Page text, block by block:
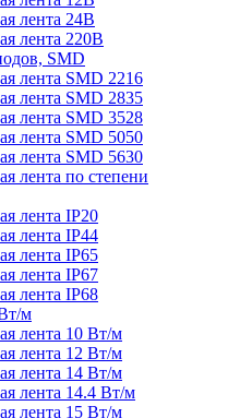
лента 24В
лента 220В
SMD
лента SMD 2216
лента SMD 2835
лента SMD 3528
лента SMD 5050
лента SMD 5630
лента по степени
лента IP20
лента IP44
лента IP65
лента IP67
лента IP68
м
лента 10 Вт/м
лента 12 Вт/м
лента 14 Вт/м
лента 14.4 Вт/м
лента 15 Вт/м